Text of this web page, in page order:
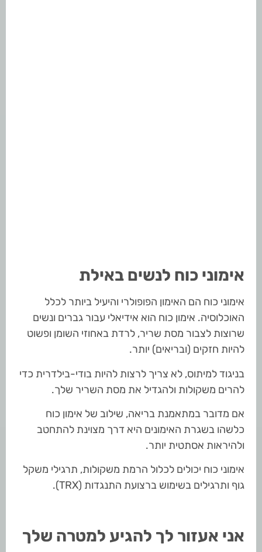
אימוני כוח לנשים באילת
אימוני כוח הם האימון הפופולרי והיעיל ביותר לכלל
האוכלוסיה. אימון כוח הוא אידיאלי עבור גברים ונשים
שרוצות לצבור מסת שריר, לרדת באחוזי השומן ופשוט
להיות חזקים (ובריאים) יותר.
בניגוד למיתוס, לא צריך לרצות להיות בודי-בילדרית כדי
להרים משקולות ולהגדיל את מסת השריר שלך.
אם מדובר במתאמנת בריאה, שילוב של אימון כוח
כלשהו בשגרת האימונים היא דרך מצוינת להתחטב
ולהיראות אסתטית יותר.
אימוני כוח יכולים לכלול הרמת משקולות, תרגילי משקל
גוף ותרגילים בשימוש ברצועת התנגדות (TRX).
אני אעזור לך להגיע למטרה שלך